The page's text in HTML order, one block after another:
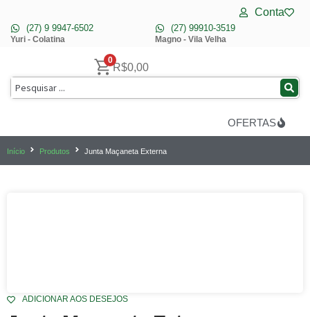
(27) 9 9947-6502
Yuri - Colatina
(27) 99910-3519
Magno - Vila Velha
Conta
0
R$0,00
OFERTAS
Início Produtos Junta Maçaneta Externa
ADICIONAR AOS DESEJOS